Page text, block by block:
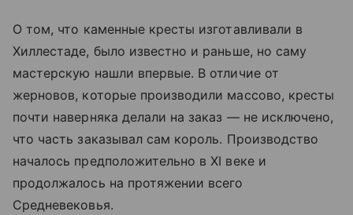
О том, что каменные кресты изготавливали в
Хиллестаде, было известно и раньше, но саму
мастерскую нашли впервые. В отличие от
жерновов, которые производили массово, кресты
почти наверняка делали на заказ — не исключено,
что часть заказывал сам король. Производство
началось предположительно в XI веке и
продолжалось на протяжении всего
Средневековья.